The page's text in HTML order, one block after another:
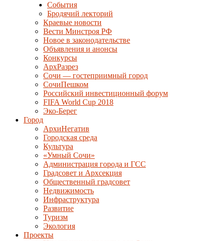
События
Бродячий лекторий
Краевые новости
Вести Минстроя РФ
Новое в законодательстве
Объявления и анонсы
Конкурсы
АрхРазрез
Сочи — гостеприимный город
СочиПешком
Российский инвестиционный форум
FIFA World Cup 2018
Эко-Берег
Город
АрхиНегатив
Городская среда
Культура
«Умный Сочи»
Администрация города и ГСС
Градсовет и Архсекция
Общественный градсовет
Недвижимость
Инфраструктура
Развитие
Туризм
Экология
Проекты